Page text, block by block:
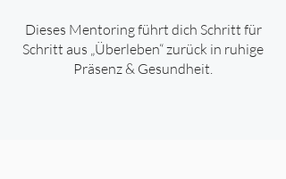
Dieses Mentoring führt dich Schritt für
Schritt aus „Überleben“ zurück in ruhige
Präsenz & Gesundheit.